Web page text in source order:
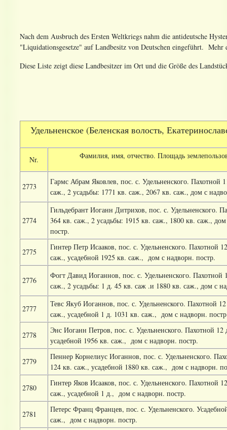
Nach dem Ausbruch des Ersten Weltkriegs nahm die antideutsche
"Liquidationsgesetze" auf Landbesitz von Deutschen eingeführt. Mehr
Diese Liste zeigt diese Landbesitzer im Ort und die Größe des
Удельненское (Беленская волость,
Nr. Фамилия, имя, отчество. Площадь
2773
Гармс Абрам Яковлев, пос. с. Удельненского. Пахотной
саж., 2 усадьбы: 1771 кв. саж., 2067 кв. саж., дом с
2774
Гильдебрант Иоганн Дитрихов, пос. с. Удельненского.
364 кв. саж., 2 усадьбы: 1915 кв. саж., 1800 кв. саж.,
постр.
2775
Гинтер Петр Исааков, пос. с. Удельненского. Пахотной
саж., усадебной 1925 кв. саж., дом с надворн. постр.
2776
Фогт Давид Иоганнов, пос. с. Удельненского. Пахотной
саж., 2 усадьбы: 1 д. 45 кв. саж .и 1880 кв. саж., дом с
2777
Тевс Якуб Иоганнов, пос. с. Удельненского. Пахотной
саж., усадебной 1 д. 1031 кв. саж., дом с надворн.
2778
Энс Иоганн Петров, пос. с. Удельненского. Пахотной
усадебной 1956 кв. саж., дом с надворн. постр.
2779
Пеннер Корнелиус Иоганнов, пос. с. Удельненского.
124 кв. саж., усадебной 1880 кв. саж., дом с надворн.
2780
Гинтер Яков Исааков, пос. с. Удельненского. Пахотной
саж., усадебной 1 д., дом с надворн. постр.
2781
Петерс Франц Францев, пос. с. Удельненского.
саж., дом с надворн. постр.